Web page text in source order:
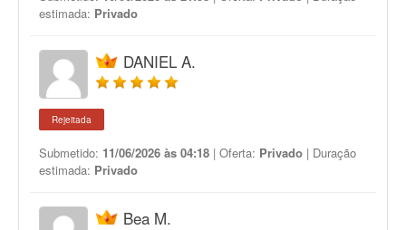
estimada: Privado
DANIEL A.
Rejeitada
Submetido: 11/06/2026 às 04:18 | Oferta: Privado | Duração
estimada: Privado
Bea M.